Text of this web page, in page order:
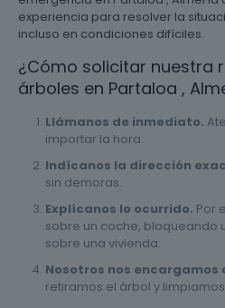
experiencia para resolver la
incluso en condiciones difíciles.
¿Cómo solicitar nuestra
árboles en Partaloa ,
Llámanos de inmediato.
importar la hora.
Indícanos la dirección
sin demoras.
Explícanos lo ocurrido. Por
sobre un coche, bloqueando
sobre una vivienda.
Nosotros nos encargamos
retiramos el árbol y